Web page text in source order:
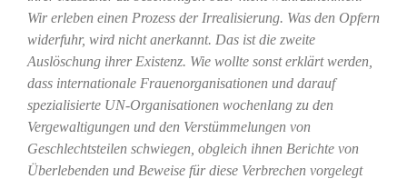
Wir erleben einen Prozess der Irrealisierung. Was den Opfern
widerfuhr, wird nicht anerkannt. Das ist die zweite
Auslöschung ihrer Existenz. Wie wollte sonst erklärt werden,
dass internationale Frauenorganisationen und darauf
spezialisierte UN-Organisationen wochenlang zu den
Vergewaltigungen und den Verstümmelungen von
Geschlechtsteilen schwiegen, obgleich ihnen Berichte von
Überlebenden und Beweise für diese Verbrechen vorgelegt